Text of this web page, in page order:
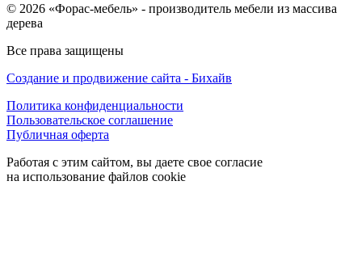
© 2026 «Форас-мебель» - производитель мебели из массива
дерева
Все права защищены
Создание и продвижение сайта - Бихайв
Политика конфиденциальности
Пользовательское соглашение
Публичная оферта
Работая с этим сайтом, вы даете свое согласие
на использование файлов cookie